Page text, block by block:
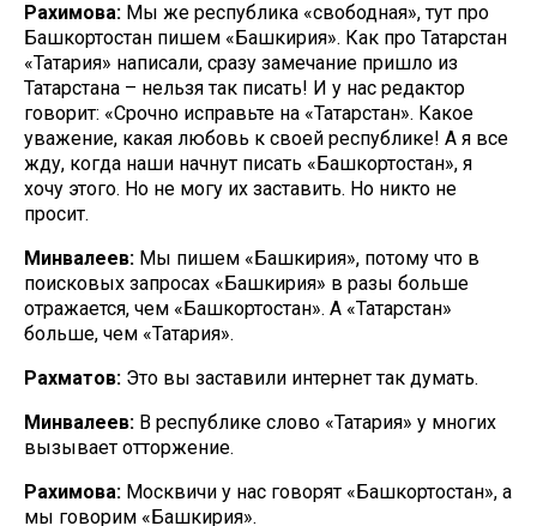
Рахимова: Мы же республика «свободная», тут про
Башкортостан пишем «Башкирия». Как про Татарстан
«Татария» написали, сразу замечание пришло из
Татарстана – нельзя так писать! И у нас редактор
говорит: «Срочно исправьте на «Татарстан». Какое
уважение, какая любовь к своей республике! А я все
жду, когда наши начнут писать «Башкортостан», я
хочу этого. Но не могу их заставить. Но никто не
просит.
Минвалеев: Мы пишем «Башкирия», потому что в
поисковых запросах «Башкирия» в разы больше
отражается, чем «Башкортостан». А «Татарстан»
больше, чем «Татария».
Рахматов: Это вы заставили интернет так думать.
Минвалеев: В республике слово «Татария» у многих
вызывает отторжение.
Рахимова: Москвичи у нас говорят «Башкортостан», а
мы говорим «Башкирия».